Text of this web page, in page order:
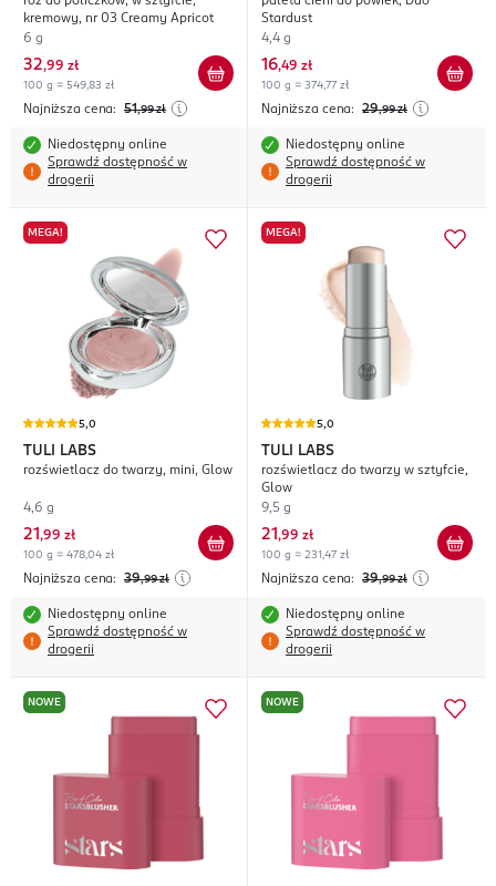
Your Wings Allure
kremowy, nr 03 Creamy Apricot
6 g
32,99 zł
100 g = 549,83 zł
Najniższa cena: 51,99 zł
Niedostępny online
Sprawdź dostępność w
drogerii
Stardust
4,4 g
16,49 zł
100 g = 374,77 zł
Najniższa cena: 29,99 zł
Niedostępny online
Sprawdź dostępność w
drogerii
MEGA!
5,0
TULI LABS
rozświetlacz do twarzy, mini, Glow
4,6 g
21 ,99 zł
100 g = 478,04 zł
Najniższa cena: 39,99 zł
Niedostępny online
Sprawdź dostępność w
drogerii
MEGA!
5,0
TULI LABS
rozświetlacz do twarzy w sztyfcie,
Glow
9,5 g
21 ,99 zł
100 g = 231,47 zł
Najniższa cena: 39,99 zł
Niedostępny online
Sprawdź dostępność w
drogerii
NOWE NOWE